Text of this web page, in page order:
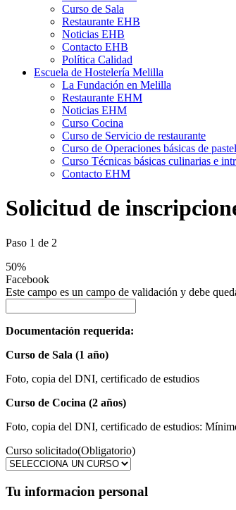
Curso de Sala
Restaurante EHB
Noticias EHB
Contacto EHB
Política Calidad
Escuela de Hostelería Melilla
La Fundación en Melilla
Restaurante EHM
Noticias EHM
Curso Cocina
Curso de Servicio de restaurante
Curso de Operaciones básicas de
Curso Técnicas básicas culinarias e
Contacto EHM
Solicitud de
Paso 1 de 2
50%
Facebook
Este campo es un campo de validación y debe
Documentación requerida:
Curso de Sala (1 año)
Foto, copia del DNI, certificado de estudios
Curso de Cocina (2 años)
Foto, copia del DNI, certificado de estudios:
Curso solicitado(Obligatorio)
Tu informacion personal